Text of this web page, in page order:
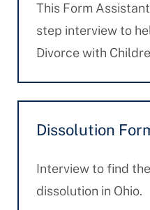
This Form
step interview to
Divorce with
Dissolution
Interview to find
dissolution in Ohio.